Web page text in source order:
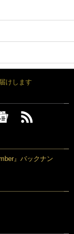
けします
』バックナン